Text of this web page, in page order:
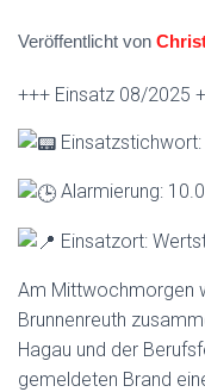
Veröffentlicht von
+++ Einsatz 08/2025
A larmierung:
Einsatzort:
Am Mittwochmorgen
Brunnenreuth
Hagau und der
gemeldeten Brand